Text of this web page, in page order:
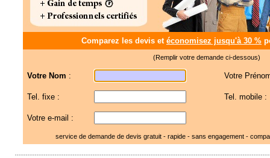
Comparez les devis et économisez jusqu'à 30 %
(Remplir votre demande ci-dessous)
Votre Nom : Votre
Tel. fixe : Tel. mobile :
Votre e-mail :
service de demande de devis gratuit - rapide - sans engagement -